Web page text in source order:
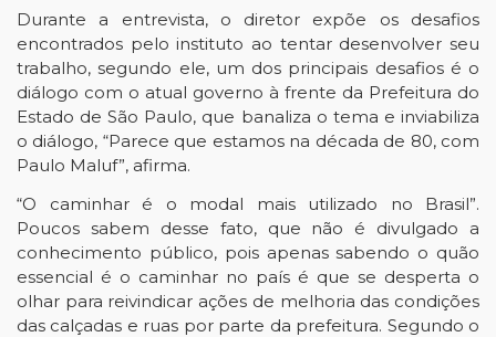
Durante a entrevista, o diretor expõe os desafios
encontrados pelo instituto ao tentar desenvolver seu
trabalho, segundo ele, um dos principais desafios é o
diálogo com o atual governo à frente da Prefeitura do
Estado de São Paulo, que banaliza o tema e inviabiliza
o diálogo, “Parece que estamos na década de 80, com
Paulo Maluf”, afirma.
“O caminhar é o modal mais utilizado no Brasil”.
Poucos sabem desse fato, que não é divulgado a
conhecimento público, pois apenas sabendo o quão
essencial é o caminhar no país é que se desperta o
olhar para reivindicar ações de melhoria das condições
das calçadas e ruas por parte da prefeitura. Segundo o